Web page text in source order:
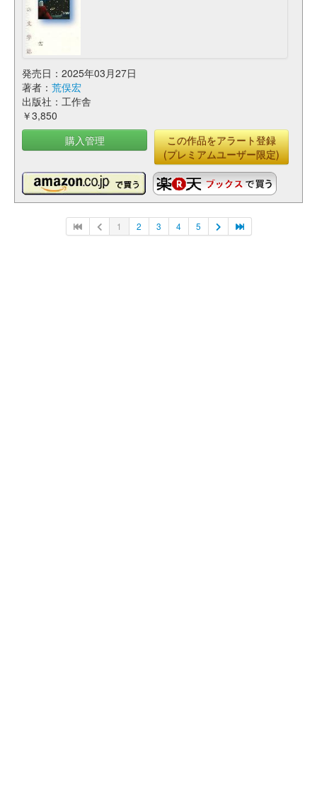
発売日：2025年03月27日
著者： 荒俣宏
出版社：工作舎
￥3,850
購入管理
この作品をアラート登録
(プレミアムユーザー限定)
1 2 3 4 5